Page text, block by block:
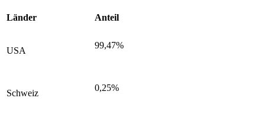
Länder Anteil
USA
99,47%
Schweiz
0,25%